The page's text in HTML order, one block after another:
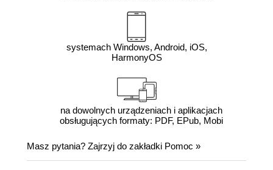
systemach Windows, Android, iOS,
HarmonyOS
na dowolnych urządzeniach i aplikacjach
obsługujących formaty: PDF, EPub, Mobi
Masz pytania? Zajrzyj do zakładki Pomoc »